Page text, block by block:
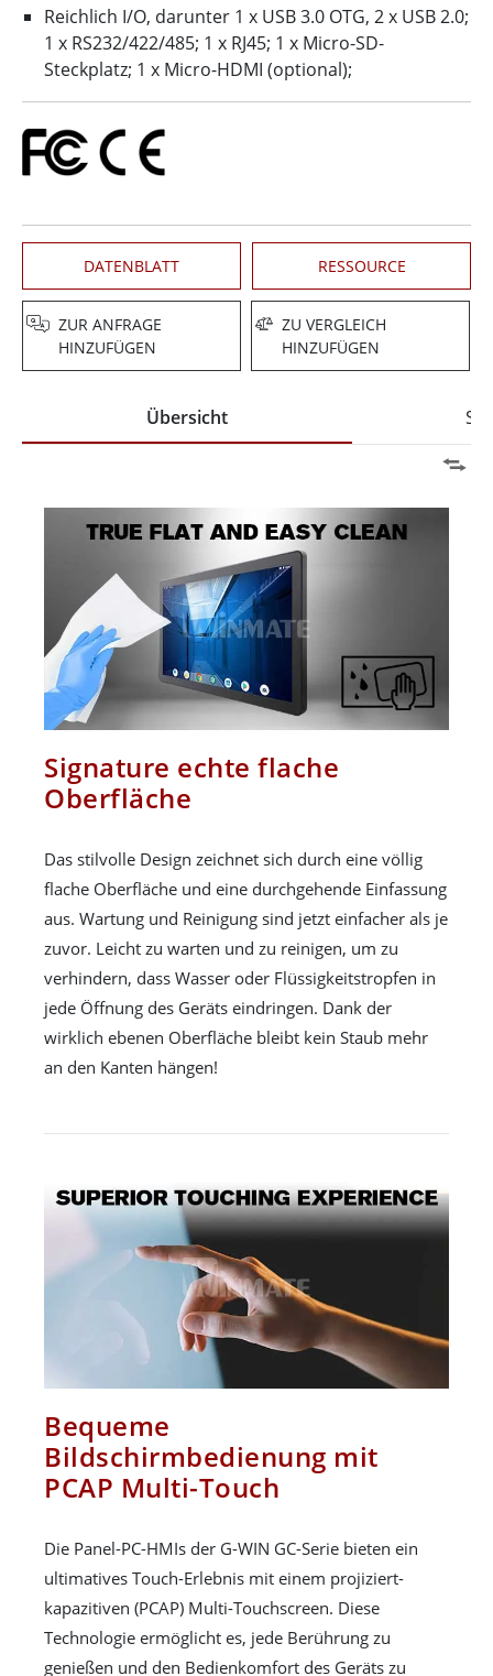
Reichlich I/O, darunter 1 x USB 3.0 OTG, 2 x USB 2.0;
1 x RS232/422/485; 1 x RJ45; 1 x Micro-SD-
Steckplatz; 1 x Micro-HDMI (optional);
DATENBLATT RESSOURCE
ZUR ANFRAGE
HINZUFÜGEN
ZU VERGLEICH
HINZUFÜGEN
Übersicht
Signature echte flache
Oberfläche
Das stilvolle Design zeichnet sich durch eine völlig
flache Oberfläche und eine durchgehende Einfassung
aus. Wartung und Reinigung sind jetzt einfacher als je
zuvor. Leicht zu warten und zu reinigen, um zu
verhindern, dass Wasser oder Flüssigkeitstropfen in
jede Öffnung des Geräts eindringen. Dank der
wirklich ebenen Oberfläche bleibt kein Staub mehr
an den Kanten hängen!
Bequeme
Bildschirmbedienung mit
PCAP Multi-Touch
Die Panel-PC-HMIs der G-WIN GC-Serie bieten ein
ultimatives Touch-Erlebnis mit einem projiziert-
kapazitiven (PCAP) Multi-Touchscreen. Diese
Technologie ermöglicht es, jede Berührung zu
genießen und den Bedienkomfort des Geräts zu